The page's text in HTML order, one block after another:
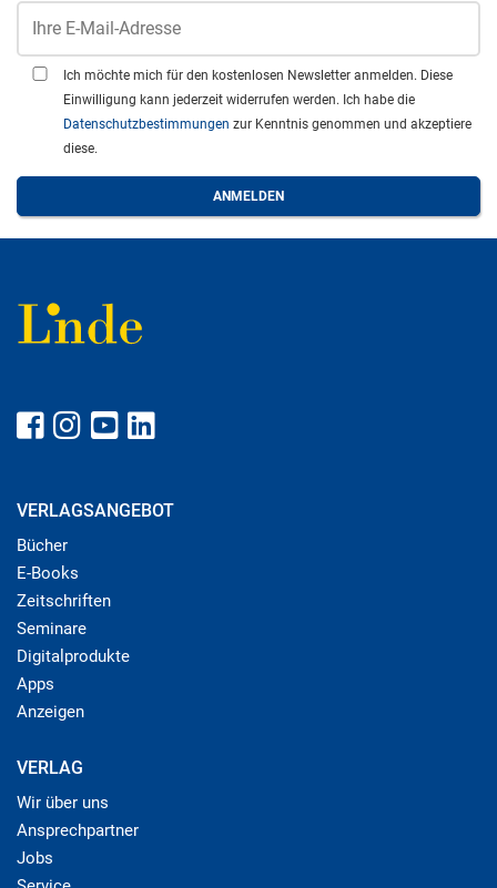
Ich möchte mich für den kostenlosen Newsletter anmelden. Diese
Einwilligung kann jederzeit widerrufen werden. Ich habe die
Datenschutzbestimmungen zur Kenntnis genommen und akzeptiere
diese.
VERLAGSANGEBOT
Bücher
E-Books
Zeitschriften
Seminare
Digitalprodukte
Apps
Anzeigen
VERLAG
Wir über uns
Ansprechpartner
Jobs